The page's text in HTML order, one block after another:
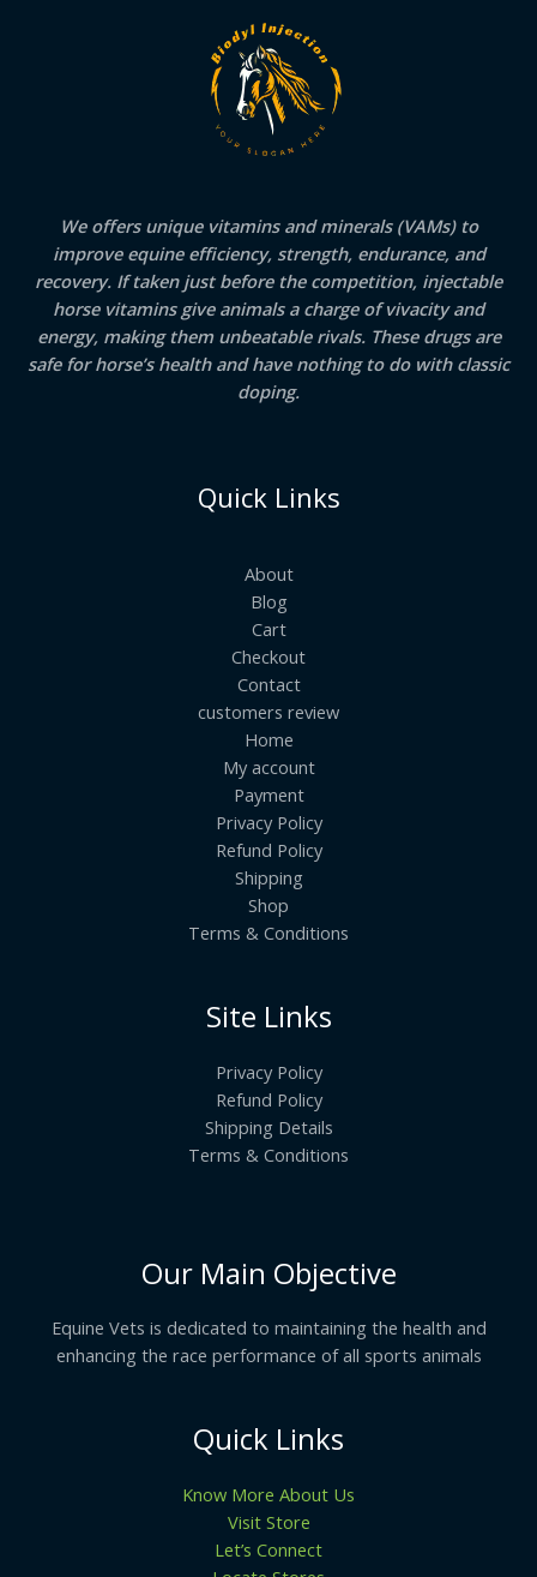
We offers unique vitamins and minerals (VAMs) to
improve equine efficiency, strength, endurance, and
recovery. If taken just before the competition, injectable
horse vitamins give animals a charge of vivacity and
energy, making them unbeatable rivals. These drugs are
safe for horse’s health and have nothing to do with classic
doping.
Quick Links
About
Blog
Cart
Checkout
Contact
customers review
Home
My account
Payment
Privacy Policy
Refund Policy
Shipping
Shop
Terms & Conditions
Site Links
Privacy Policy
Refund Policy
Shipping Details
Terms & Conditions
Our Main Objective
Equine Vets is dedicated to maintaining the health and
enhancing the race performance of all sports animals
Quick Links
Know More About Us
Visit Store
Let’s Connect